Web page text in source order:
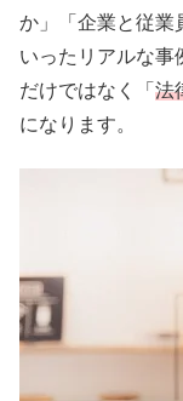
か」「企業と従業
いったリアルな事
だけではなく「 法
になります。